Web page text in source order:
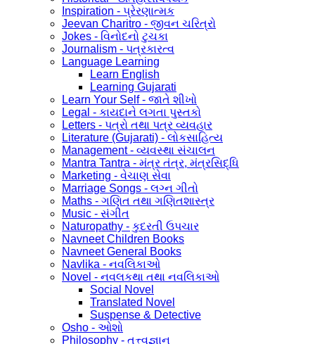
Inspiration - પ્રેરણાત્મક
Jeevan Charitro - જીવન ચરિત્રો
Jokes - વિનોદનો ટુચકા
Journalism - પત્રકારત્વ
Language Learning
Learn English
Learning Gujarati
Learn Your Self - જાતે શીખો
Legal - કાયદાને લગતા પુસ્તકો
Letters - પત્રો તથા પત્ર વ્યવહાર
Literature (Gujarati) - લોકસાહિત્ય
Management - વ્યવસ્થા સંચાલન
Mantra Tantra - મંત્ર તંત્ર, મંત્રસિદ્ધિ
Marketing - વેચાણ સેવા
Marriage Songs - લગ્ન ગીતો
Maths - ગણિત તથા ગણિતશાસ્ત્ર
Music - સંગીત
Naturopathy - કુદરતી ઉપચાર
Navneet Children Books
Navneet General Books
Navlika - નવલિકાઓ
Novel - નવલકથા તથા નવલિકાઓ
Social Novel
Translated Novel
Suspense & Detective
Osho - ઓશો
Philosophy - તત્ત્વજ્ઞાન